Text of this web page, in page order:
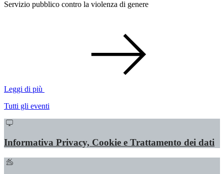
Servizio pubblico contro la violenza di genere
Leggi di più
Tutti gli eventi
Informativa Privacy, Cookie e Trattamento dei dati